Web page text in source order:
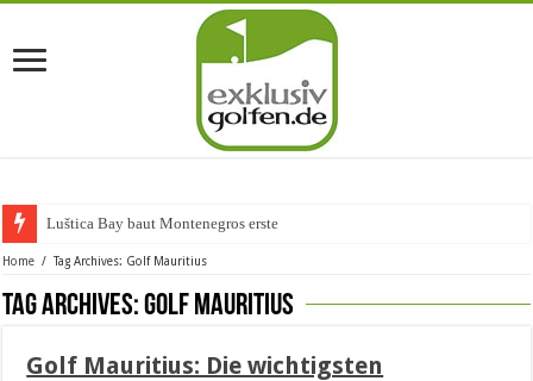
Luštica Bay baut Montenegros erste Golf-Commun
Home / Tag Archives: Golf Mauritius
Tag Archives:Golf Mauritius
Golf Mauritius: Die wichtigsten